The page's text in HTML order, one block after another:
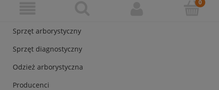
Sprzęt arborystyczny
Sprzęt diagnostyczny
Odzież arborystyczna
Producenci